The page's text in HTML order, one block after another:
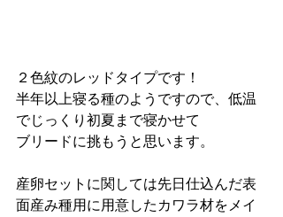
２色紋のレッドタイプです！
半年以上寝る種のようですので、低温
でじっくり初夏まで寝かせて
ブリードに挑もうと思います。
産卵セットに関しては先日仕込んだ表
面産み種用に用意したカワラ材をメイ